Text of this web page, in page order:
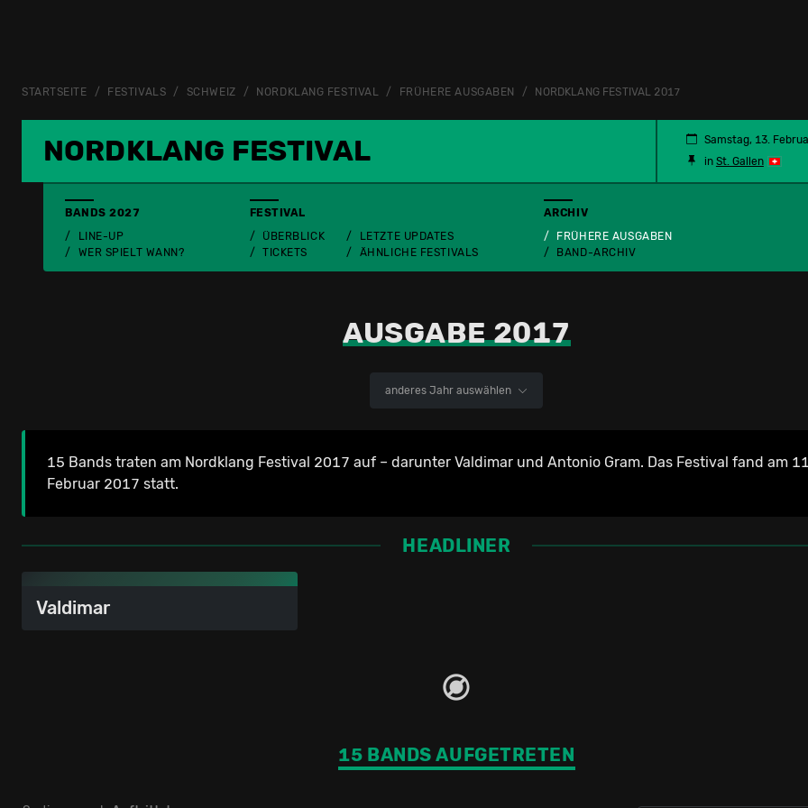
STARTSEITE FESTIVALS SCHWEIZ NORDKLANG FESTIVAL FRÜHERE AUSGABEN NORDKLANG FESTIVAL 2017
NORDKLANG FESTIVAL
Samstag, 13.
in St. Gallen
BANDS 2027
LINE-UP
WER SPIELT WANN?
FESTIVAL
ÜBERBLICK
TICKETS
LETZTE UPDATES
ÄHNLICHE FESTIVALS
ARCHIV
FRÜHERE AUSGABEN
BAND-ARCHIV
AUSGABE 2017
anderes Jahr auswählen
15 Bands traten am Nordklang Festival 2017 auf – darunter Valdimar und Antonio Gram. Das Festival fand am
Februar 2017 statt.
HEADLINER
Valdimar
15 BANDS AUFGETRETEN